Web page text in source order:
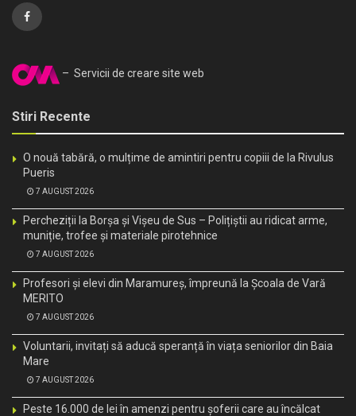
– Servicii de creare site web
Stiri Recente
O nouă tabără, o mulțime de amintiri pentru copiii de la Rivulus
Pueris
7 AUGUST 2026
Percheziții la Borșa și Vișeu de Sus – Polițiștii au ridicat arme,
muniție, trofee și materiale pirotehnice
7 AUGUST 2026
Profesori și elevi din Maramureș, împreună la Școala de Vară
MERITO
7 AUGUST 2026
Voluntarii, invitați să aducă speranță în viața seniorilor din Baia
Mare
7 AUGUST 2026
Peste 16.000 de lei în amenzi pentru șoferii care au încălcat